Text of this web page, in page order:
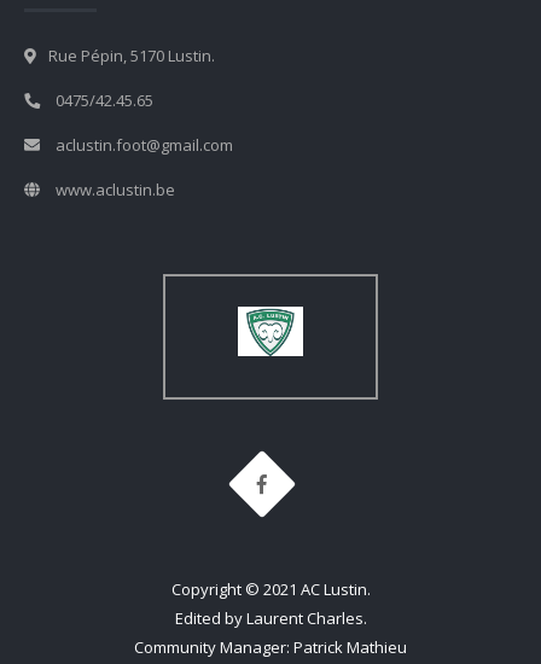
Rue Pépin, 5170 Lustin.
0475/42.45.65
aclustin.foot@gmail.com
www.aclustin.be
Copyright © 2021 AC Lustin.
Edited by Laurent Charles.
Community Manager: Patrick Mathieu